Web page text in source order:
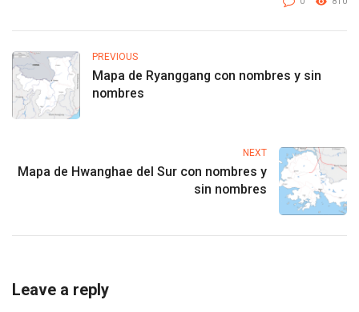
PREVIOUS
Mapa de Ryanggang con nombres y sin
nombres
NEXT
Mapa de Hwanghae del Sur con nombres y
sin nombres
Leave a reply